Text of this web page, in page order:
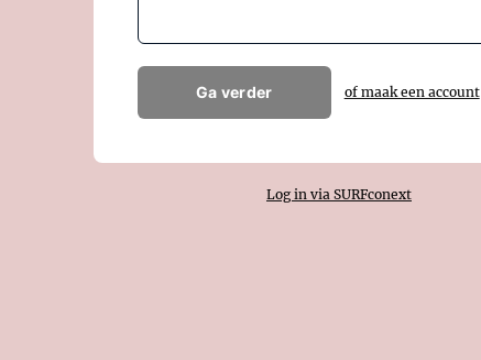
Ga verder of maak een account
Log in via SURFconext